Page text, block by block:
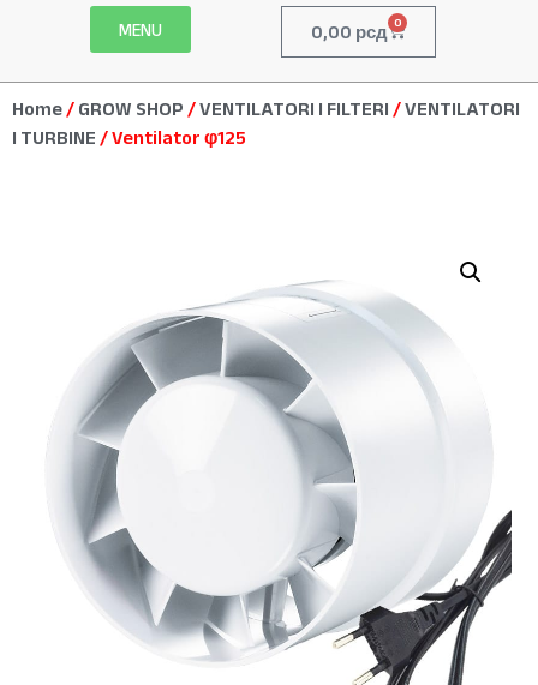
MENU 0,00 рсд 0
Home / GROW SHOP /VENTILATORI I FILTERI /VENTILATORI
I TURBINE / Ventilator φ125